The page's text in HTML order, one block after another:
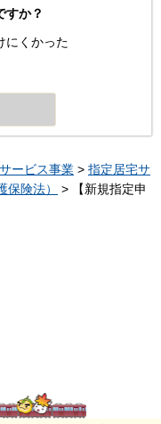
すか？
にくかった
ービス事業 > 指定居宅サ
険法）
> 【新規指定申